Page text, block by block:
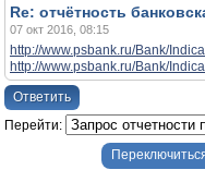
Re: отчётность
07 окт 2016, 08:15
http://www.psbank.ru/Bank/
http://www.psbank.ru/Bank/
Ответить
Перейти: